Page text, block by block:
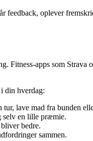
oplever
Fitness-apps som
din hverdag:
lave mad fra bunden
selv en lille præmie.
bedre.
sammen.